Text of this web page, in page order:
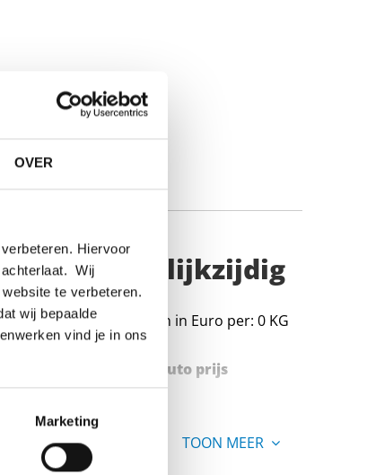
OVER
Hiervoor
Wij
te verbeteren.
wij bepaalde
vind je in ons
Marketing
hoek ongelijkzijdig
Prijzen in Euro per: 0 KG
Bruto prijs
TOON MEER